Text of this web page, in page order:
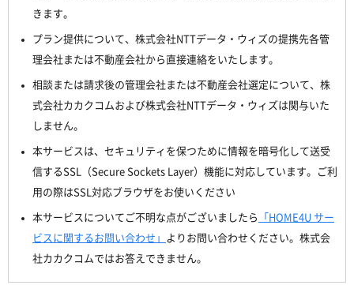
きます。
プラン提供について、株式会社NTTデータ・ウィズの提携先各管
理会社または不動産会社から直接連絡をいたします。
相談または請求後の管理会社または不動産会社選定について、株
式会社カカクコムおよび株式会社NTTデータ・ウィズは関与いた
しません。
本サービスは、セキュリティを保つために情報を暗号化して送受
信するSSL（Secure Sockets Layer）機能に対応しています。ご利
用の際はSSL対応ブラウザをお使いください
本サービスについてご不明な点がございましたら
「HOME4U サー
ビスに関するお問い合わせ」 よりお問い合わせください。株式会
社カカクコムではお答えできません。